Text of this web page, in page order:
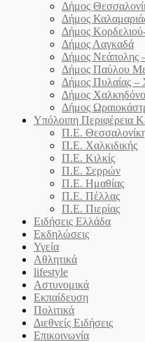
Δήμος
Δήμος
Δήμος
Δήμος Λαγκαδά
Δήμος Νεάπολης
Δήμος Παύλου
Δήμος Πυλαίας –
Δήμος
Δήμος
Υπόλοιπη Περιφέρεια
Π.Ε.
Π.Ε. Χαλκιδικής
Π.Ε. Κιλκίς
Π.Ε. Σερρών
Π.Ε. Ημαθίας
Π.Ε. Πέλλας
Π.Ε. Πιερίας
Ειδήσεις Ελλάδα
Εκδηλώσεις
Υγεία
Αθλητικά
lifestyle
Αστυνομικά
Εκπαίδευση
Πολιτικά
Διεθνείς Ειδήσεις
Επικοινωνία